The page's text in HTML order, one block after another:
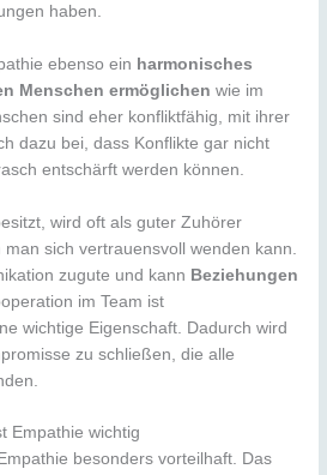
haben.
ebenso ein harmonisches
Menschen ermöglichen wie im
sind eher konfliktfähig, mit ihrer
dazu bei, dass Konflikte gar nicht
entschärft werden können.
wird oft als guter Zuhörer
sich vertrauensvoll wenden kann.
zugute und kann Beziehungen
im Team ist
wichtige Eigenschaft. Dadurch wird
zu schließen, die alle
Empathie wichtig
besonders vorteilhaft. Das